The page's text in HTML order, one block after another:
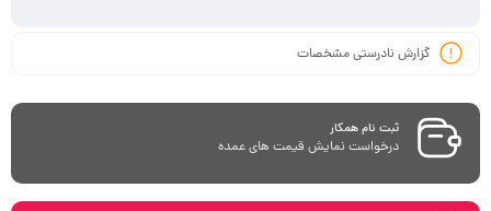
گزارش نادرستی مشخصات
ثبت نام همکار
درخواست نمایش قیمت های عمده